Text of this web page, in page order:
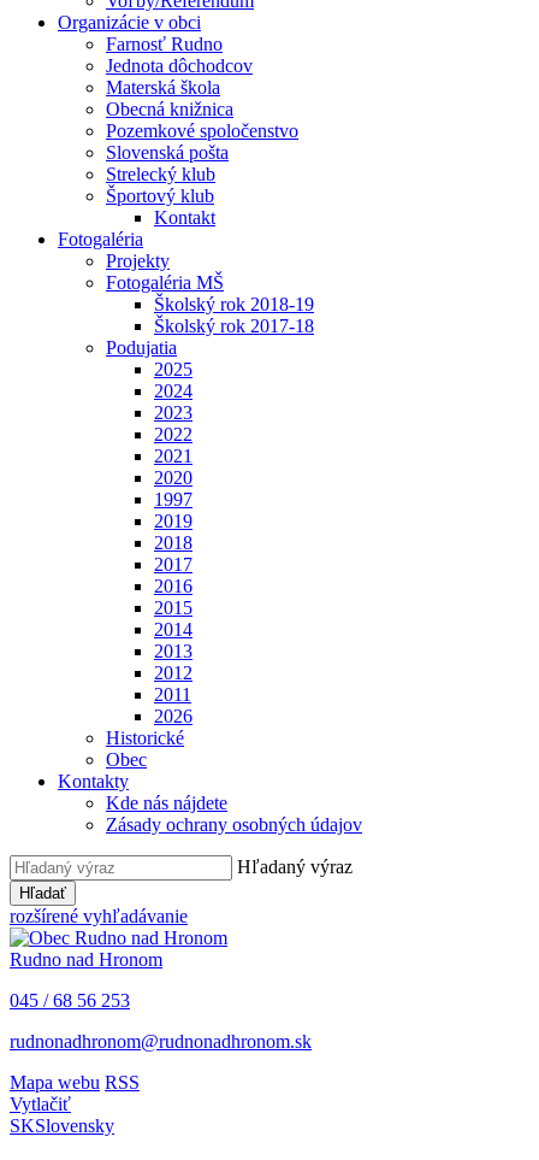
Organizácie v obci
Farnosť Rudno
Jednota dôchodcov
Materská škola
Obecná knižnica
Pozemkové spoločenstvo
Slovenská pošta
Strelecký klub
Športový klub
Kontakt
Fotogaléria
Projekty
Fotogaléria MŠ
Školský rok 2018-19
Školský rok 2017-18
Podujatia
2025
2024
2023
2022
2021
2020
1997
2019
2018
2017
2016
2015
2014
2013
2012
2011
2026
Historické
Obec
Kontakty
Kde nás nájdete
Zásady ochrany osobných údajov
Hľadaný výraz
Hľadať
rozšírené vyhľadávanie
Rudno nad Hronom
045 / 68 56 253
rudnonadhronom@rudnonadhronom.sk
Mapa webu RSS
Vytlačiť
SKSlovensky